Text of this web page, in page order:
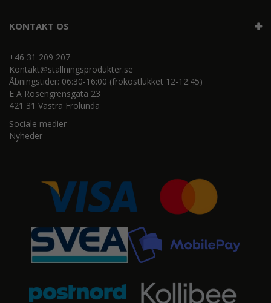
KONTAKT OS
+46 31 209 207
Kontakt@stallningsprodukter.se
Åbningstider: 06:30-16:00 (frokostlukket 12-12:45)
E A Rosengrensgata 23
421 31 Västra Frölunda
Sociale medier
Nyheder